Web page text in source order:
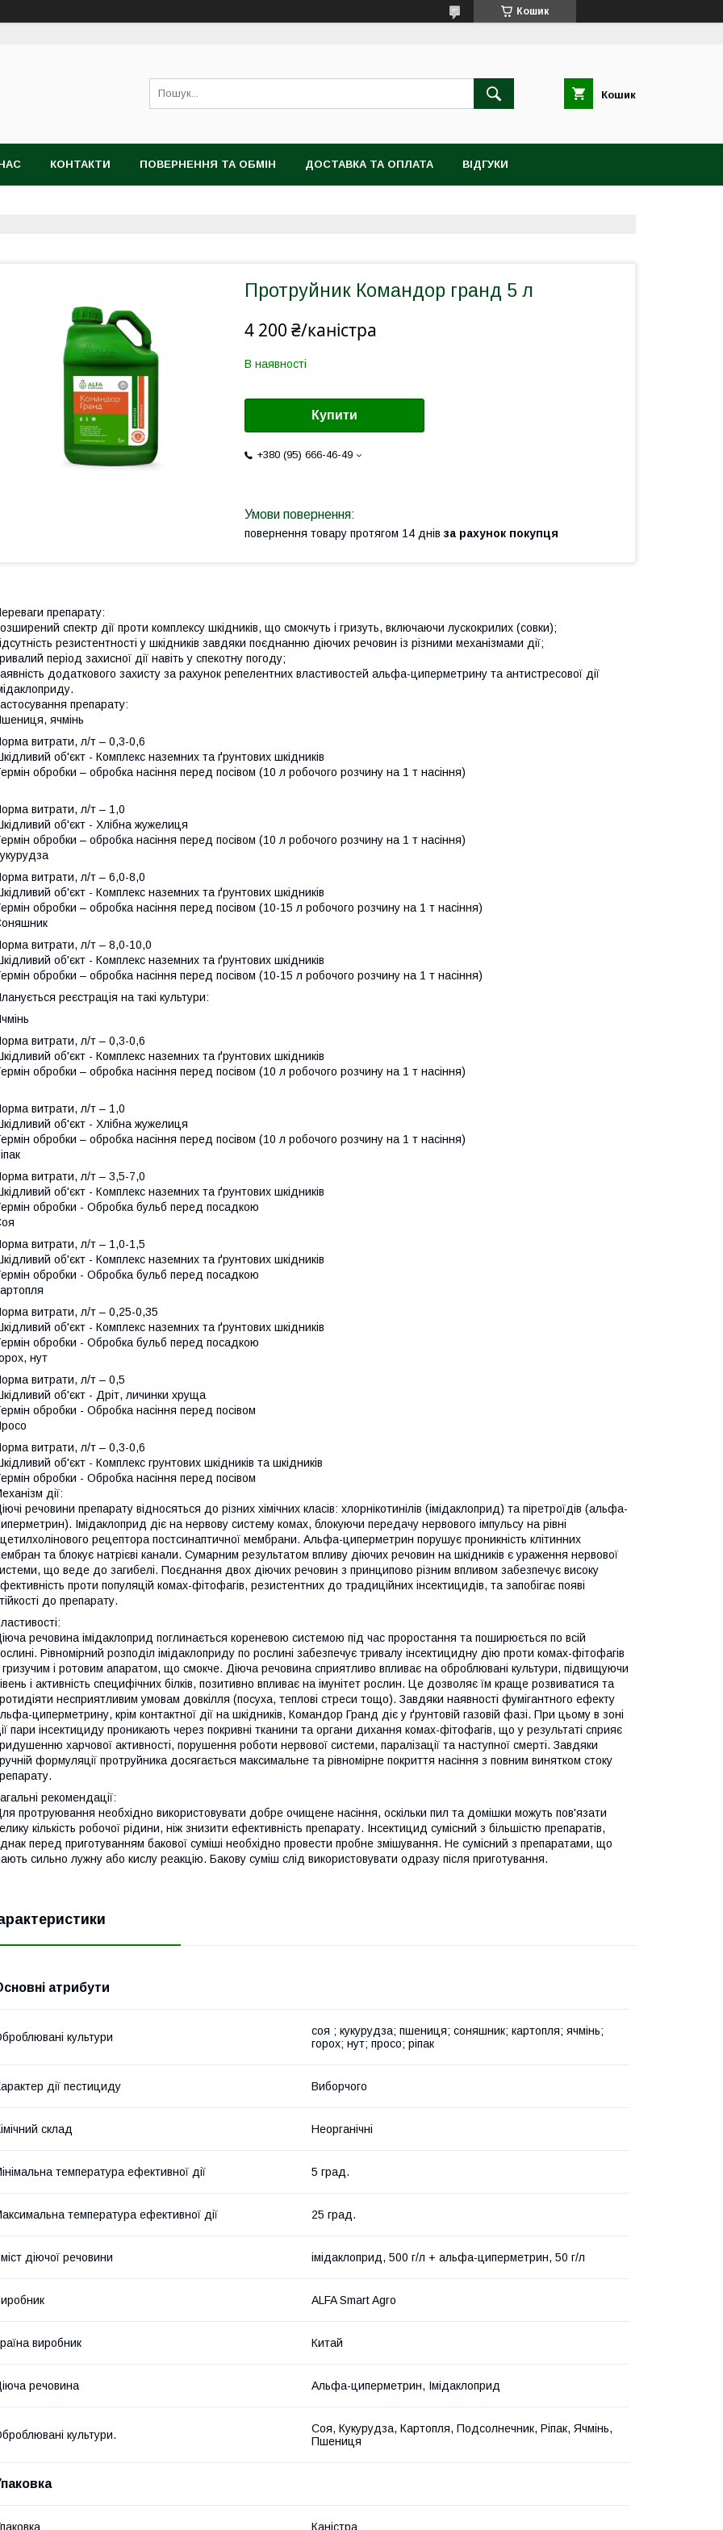
Кошик
Кошик
КОНТАКТИ ПОВЕРНЕННЯ ТА ОБМІН ДОСТАВКА ТА ОПЛАТА ВІДГУКИ
Протруйник Командор гранд 5 л
4 200 ₴/каністра
В наявності
Купити
+380 (95) 666-46-49
повернення товару протягом 14 днів за рахунок покупця
препарату:
спектр дії проти комплексу шкідників, що смокчуть і гризуть, включаючи лускокрилих (совки);
резистентності у шкідників завдяки поєднанню діючих речовин із різними механізмами дії;
період захисної дії навіть у спекотну погоду;
додаткового захисту за рахунок репелентних властивостей альфа-циперметрину та антистресової дії
препарату:
ячмінь
витрати, л/т – 0,3-0,6
об'єкт - Комплекс наземних та ґрунтових шкідників
обробки – обробка насіння перед посівом (10 л робочого розчину на 1 т насіння)
витрати, л/т – 1,0
об'єкт - Хлібна жужелиця
обробки – обробка насіння перед посівом (10 л робочого розчину на 1 т насіння)
витрати, л/т – 6,0-8,0
об'єкт - Комплекс наземних та ґрунтових шкідників
обробки – обробка насіння перед посівом (10-15 л робочого розчину на 1 т насіння)
витрати, л/т – 8,0-10,0
об'єкт - Комплекс наземних та ґрунтових шкідників
обробки – обробка насіння перед посівом (10-15 л робочого розчину на 1 т насіння)
реєстрація на такі культури:
витрати, л/т – 0,3-0,6
об'єкт - Комплекс наземних та ґрунтових шкідників
обробки – обробка насіння перед посівом (10 л робочого розчину на 1 т насіння)
витрати, л/т – 1,0
об'єкт - Хлібна жужелиця
обробки – обробка насіння перед посівом (10 л робочого розчину на 1 т насіння)
витрати, л/т – 3,5-7,0
об'єкт - Комплекс наземних та ґрунтових шкідників
обробки - Обробка бульб перед посадкою
витрати, л/т – 1,0-1,5
об'єкт - Комплекс наземних та ґрунтових шкідників
обробки - Обробка бульб перед посадкою
витрати, л/т – 0,25-0,35
об'єкт - Комплекс наземних та ґрунтових шкідників
обробки - Обробка бульб перед посадкою
нут
витрати, л/т – 0,5
об'єкт - Дріт, личинки хруща
обробки - Обробка насіння перед посівом
витрати, л/т – 0,3-0,6
об'єкт - Комплекс грунтових шкідників та шкідників
обробки - Обробка насіння перед посівом
дії:
речовини препарату відносяться до різних хімічних класів: хлорнікотинілів (імідаклоприд) та піретроїдів (альфа-
Імідаклоприд діє на нервову систему комах, блокуючи передачу нервового імпульсу на рівні
рецептора постсинаптичної мембрани. Альфа-циперметрин порушує проникність клітинних
та блокує натрієві канали. Сумарним результатом впливу діючих речовин на шкідників є ураження нервової
що веде до загибелі. Поєднання двох діючих речовин з принципово різним впливом забезпечує високу
проти популяцій комах-фітофагів, резистентних до традиційних інсектицидів, та запобігає появі
до препарату.
речовина імідаклоприд поглинається кореневою системою під час проростання та поширюється по всій
Рівномірний розподіл імідаклоприду по рослині забезпечує тривалу інсектицидну дію проти комах-фітофагів
гризучим і ротовим апаратом, що смокче. Діюча речовина сприятливо впливає на оброблювані культури, підвищуючи
і активність специфічних білків, позитивно впливає на імунітет рослин. Це дозволяє їм краще розвиватися та
несприятливим умовам довкілля (посуха, теплові стреси тощо). Завдяки наявності фумігантного ефекту
циперметрину, крім контактної дії на шкідників, Командор Гранд діє у ґрунтовій газовій фазі. При цьому в зоні
пари інсектициду проникають через покривні тканини та органи дихання комах-фітофагів, що у результаті сприяє
харчової активності, порушення роботи нервової системи, паралізації та наступної смерті. Завдяки
формуляції протруйника досягається максимальне та рівномірне покриття насіння з повним винятком стоку
рекомендації:
протруювання необхідно використовувати добре очищене насіння, оскільки пил та домішки можуть пов'язати
кількість робочої рідини, ніж знизити ефективність препарату. Інсектицид сумісний з більшістю препаратів,
перед приготуванням бакової суміші необхідно провести пробне змішування. Не сумісний з препаратами, що
сильно лужну або кислу реакцію. Бакову суміш слід використовувати одразу після приготування.
атрибути
культури
соя ; кукурудза; пшениця; соняшник; картопля; ячмінь;
горох; нут; просо; ріпак
дії пестициду Виборчого
склад Неорганічні
температура ефективної дії 5 град.
температура ефективної дії 25 град.
діючої речовини імідаклоприд, 500 г/л + альфа-циперметрин, 50 г/л
ALFA Smart Agro
виробник Китай
речовина Альфа-циперметрин, Імідаклоприд
культури.
Соя, Кукурудза, Картопля, Подсолнечник, Ріпак, Ячмінь,
Пшениця
Каністра